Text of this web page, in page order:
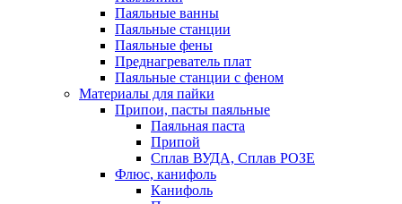
Паяльные ванны
Паяльные станции
Паяльные фены
Преднагреватель плат
Паяльные станции с феном
Материалы для пайки
Припои, пасты паяльные
Паяльная паста
Припой
Сплав ВУДА, Сплав РОЗЕ
Флюс, канифоль
Канифоль